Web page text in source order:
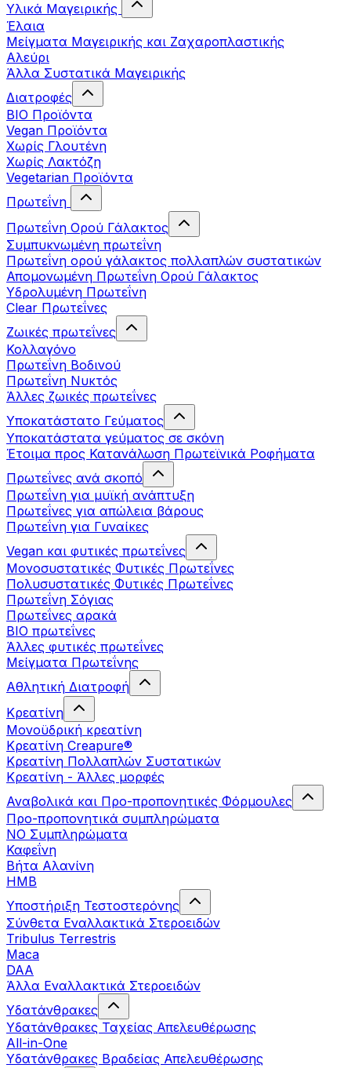
Υλικά Μαγειρικής
Έλαια
Μείγματα Μαγειρικής και Ζαχαροπλαστικής
Αλεύρι
Άλλα Συστατικά Μαγειρικής
Διατροφές
BIO Προϊόντα
Vegan Προϊόντα
Χωρίς Γλουτένη
Χωρίς Λακτόζη
Vegetarian Προϊόντα
Πρωτεΐνη
Πρωτεΐνη Ορού Γάλακτος
Συμπυκνωμένη πρωτεΐνη
Πρωτεΐνη ορού γάλακτος πολλαπλών συστατικών
Απομονωμένη Πρωτεΐνη Ορού Γάλακτος
Υδρολυμένη Πρωτεΐνη
Clear Πρωτεΐνες
Ζωικές πρωτεΐνες
Κολλαγόνο
Πρωτεΐνη Βοδινού
Πρωτεΐνη Νυκτός
Άλλες ζωικές πρωτεΐνες
Υποκατάστατο Γεύματος
Υποκατάστατα γεύματος σε σκόνη
Έτοιμα προς Κατανάλωση Πρωτεϊνικά Ροφήματα
Πρωτεΐνες ανά σκοπό
Πρωτεΐνη για μυϊκή ανάπτυξη
Πρωτεΐνες για απώλεια βάρους
Πρωτεΐνη για Γυναίκες
Vegan και φυτικές πρωτεΐνες
Μονοσυστατικές Φυτικές Πρωτεΐνες
Πολυσυστατικές Φυτικές Πρωτεΐνες
Πρωτεΐνη Σόγιας
Πρωτεΐνες αρακά
ΒIO πρωτεΐνες
Άλλες φυτικές πρωτεΐνες
Μείγματα Πρωτεΐνης
Αθλητική Διατροφή
Κρεατίνη
Μονοϋδρική κρεατίνη
Κρεατίνη Creapure®
Κρεατίνη Πολλαπλών Συστατικών
Κρεατίνη - Άλλες μορφές
Αναβολικά και Προ-προπονητικές Φόρμουλες
Προ-προπονητικά συμπληρώματα
ΝΟ Συμπληρώματα
Καφεΐνη
Βήτα Αλανίνη
HMB
Υποστήριξη Τεστοστερόνης
Σύνθετα Εναλλακτικά Στεροειδών
Tribulus Terrestris
Maca
DAA
Άλλα Εναλλακτικά Στεροειδών
Υδατάνθρακες
Υδατάνθρακες Ταχείας Απελευθέρωσης
All-in-One
Υδατάνθρακες Βραδείας Απελευθέρωσης